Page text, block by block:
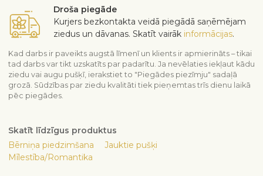
Droša piegāde
Kurjers bezkontakta veidā piegādā saņēmējam
ziedus un dāvanas. Skatīt vairāk informācijas.
Kad darbs ir paveikts augstā līmenī un klients ir apmierināts – tikai
tad darbs var tikt uzskatīts par padarītu. Ja nevēlaties iekļaut kādu
ziedu vai augu pušķī, ierakstiet to "Piegādes piezīmju" sadaļā
grozā. Sūdzības par ziedu kvalitāti tiek pieņemtas trīs dienu laikā
pēc piegādes.
Skatīt līdzīgus produktus
Bērniņa piedzimšana
Jauktie pušķi
Mīlestība/Romantika